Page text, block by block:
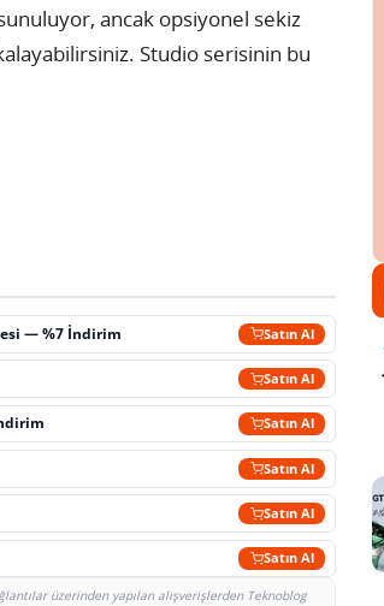
ancak opsiyonel sekiz
Studio serisinin bu
— %7 İndirim Satın Al
Satın Al
Satın Al
Satın Al
Satın Al
Satın Al
üzerinden yapılan alışverişlerden Teknoblog